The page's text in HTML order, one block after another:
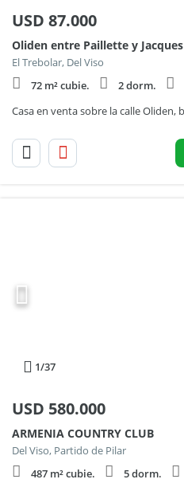
USD 87.000
Oliden entre Paillette y Jacques
El Trebolar, Del Viso
72 m² cubie.
2 dorm.
1/37
USD 580.000
ARMENIA COUNTRY CLUB
Del Viso, Partido de Pilar
487 m² cubie.
5 dorm.